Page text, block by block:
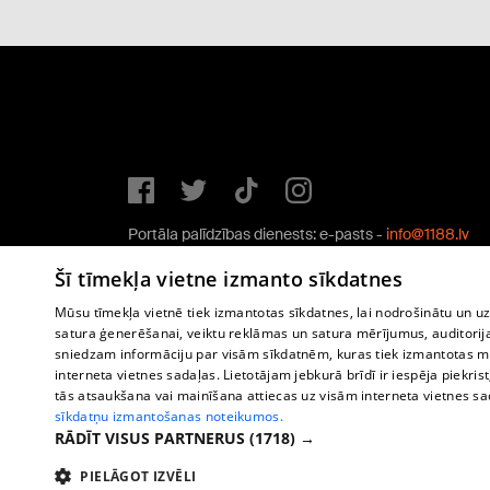
Portāla palīdzības dienests: e-pasts - info@1188.lv
Copyright © 2004-2026 SIA HELIO MEDIA.
Šī tīmekļa vietne izmanto sīkdatnes
Mūsu tīmekļa vietnē tiek izmantotas sīkdatnes, lai nodrošinātu un
satura ģenerēšanai, veiktu reklāmas un satura mērījumus,
sniedzam informāciju par visām sīkdatnēm, kuras tiek izmantotas
interneta vietnes sadaļas. Lietotājam jebkurā brīdī ir iespēja
tās atsaukšana vai mainīšana attiecas uz visām interneta vietnes
sīkdatņu izmantošanas noteikumos.
RĀDĪT VISUS PARTNERUS (1718) →
PIELĀGOT IZVĒLI